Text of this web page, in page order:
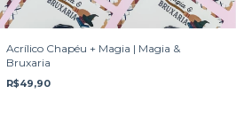
Acrílico Chapéu + Magia | Magia &
Bruxaria
R$49,90